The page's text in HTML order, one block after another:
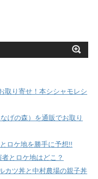
取り寄せ！本シシャモレシ
げの森）を通販でお取り
ロケ地を勝手に予想!!
とロケ地はどこ？
カツ丼と中村農場の親子丼